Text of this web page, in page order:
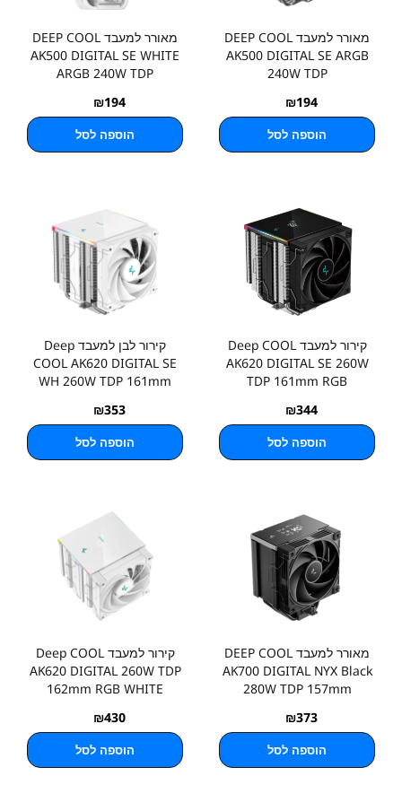
מאורר למעבד DEEP COOL
AK500 DIGITAL SE ARGB
240W TDP
₪194
הוספה לסל
מאורר למעבד DEEP COOL
AK500 DIGITAL SE WHITE
ARGB 240W TDP
₪194
הוספה לסל
קירור למעבד Deep COOL
AK620 DIGITAL SE 260W
TDP 161mm RGB
₪344
הוספה לסל
קירור לבן למעבד Deep
COOL AK620 DIGITAL SE
WH 260W TDP 161mm
₪353
הוספה לסל
מאורר למעבד DEEP COOL
AK700 DIGITAL NYX Black
280W TDP 157mm
₪373
הוספה לסל
קירור למעבד Deep COOL
AK620 DIGITAL 260W TDP
162mm RGB WHITE
₪430
הוספה לסל